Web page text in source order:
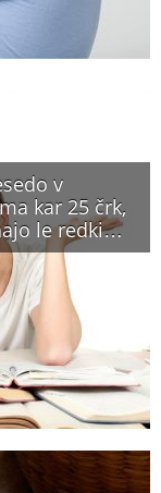
v
kar 25 črk,
le redki…